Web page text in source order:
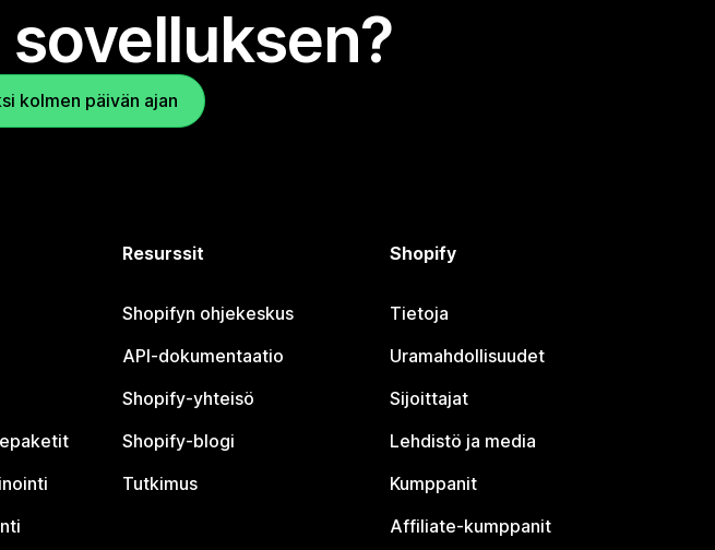
kolmen päivän ajan
Resurssit
Shopifyn ohjekeskus
API-dokumentaatio
Shopify-yhteisö
Shopify-blogi
Tutkimus
Shopify
Tietoja
Uramahdollisuudet
Sijoittajat
Lehdistö ja media
Kumppanit
Affiliate-kumppanit